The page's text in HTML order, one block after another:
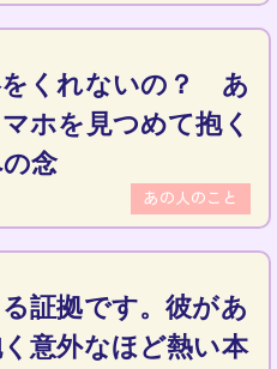
あの人のこと
をくれないの？ あ
ホを見つめて抱く
念
証拠です。彼があ
意外なほど熱い本